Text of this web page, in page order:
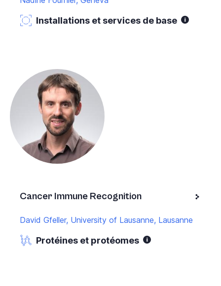
Installations et services de base
Cancer Immune Recognition
David Gfeller, University of Lausanne, Lausanne
Protéines et protéomes